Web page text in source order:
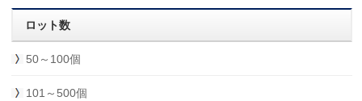
ロット数
50～100個
101～500個